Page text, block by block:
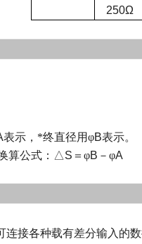
250Ω
表示，*终直径用φB表示。
算公式： △S ＝ φB － φA
连接各种载有差分输入的